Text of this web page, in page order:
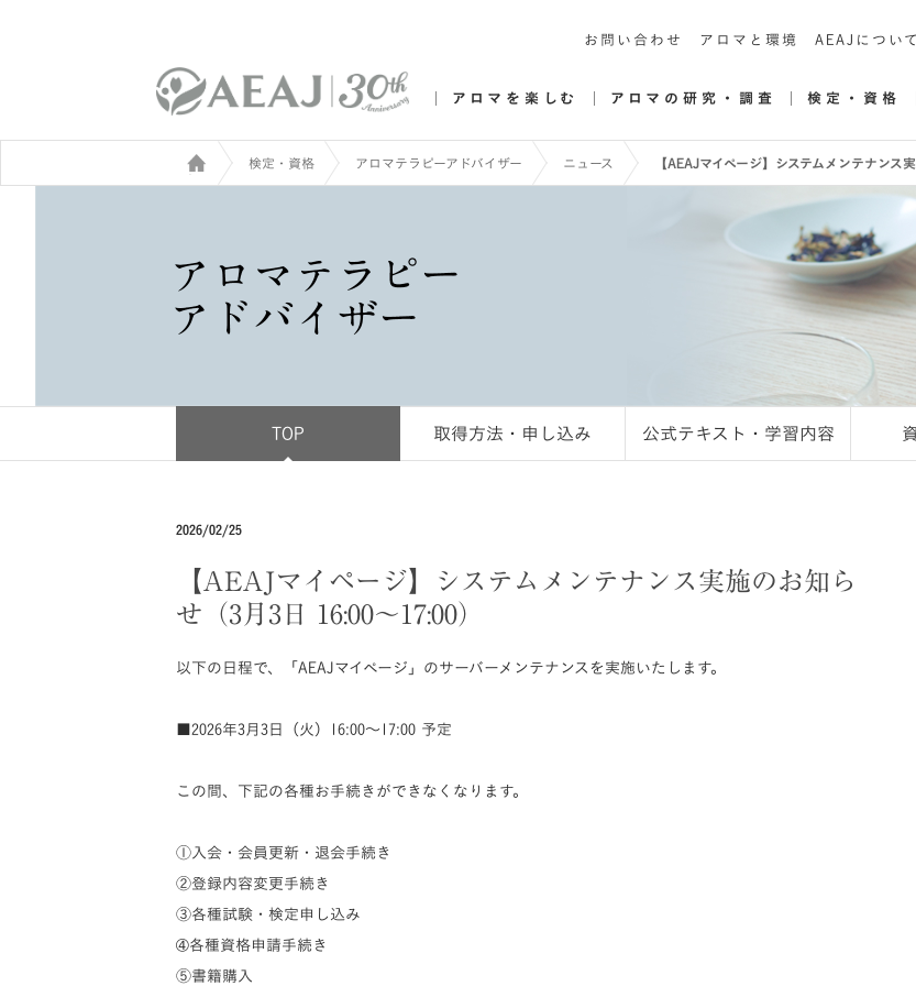
お問い合わせ アロマと環境 AEAJについて
アロマを楽しむ アロマの研究・調査 検定・資格
検定・資格 アロマテラピーアドバイザー ニュース 【AEAJマイページ】システムメンテナンス
TOP 取得方法・申し込み 公式テキスト・学習内容
2026/02/25
【AEAJマイページ】システムメンテナンス実施のお知ら
せ（3月3日 16:00～17:00）
以下の日程で、「AEAJマイページ」のサーバーメンテナンスを実施いたします。
■2026年3月3 日（火）16:00～17:00 予定
この間、下記の各種お手続きができなくなります。
①入会・会員更新・退会手続き
②登録内容変更手続き
③各種試験・検定申し込み
➃各種資格申請手続き
⑤書籍購入